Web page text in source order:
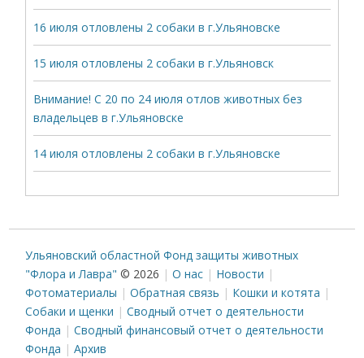
16 июля отловлены 2 собаки в г.Ульяновске
15 июля отловлены 2 собаки в г.Ульяновск
Внимание! С 20 по 24 июля отлов животных без
владельцев в г.Ульяновске
14 июля отловлены 2 собаки в г.Ульяновске
Ульяновский областной Фонд защиты животных
"Флора и Лавра" © 2026 О нас
Новости
Фотоматериалы
Обратная связь
Кошки и котята
Собаки и щенки
Сводный отчет о деятельности
Фонда
Сводный финансовый отчет о деятельности
Фонда
Архив